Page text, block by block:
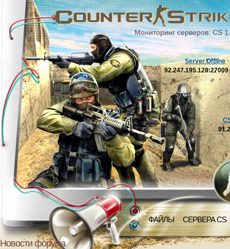
Мониторинг серверов: CS
ФАЙЛЫ СЕРВЕРА CS
Server Offline
92.247.195.128:27009
Новости форума